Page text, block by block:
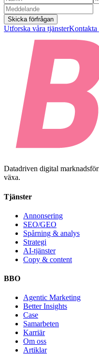
Skicka förfrågan
Utforska våra tjänsterKontakta
Datadriven digital
växa.
Tjänster
Annonsering
SEO/GEO
Spårning & analys
Strategi
AI-tjänster
Copy & content
BBO
Agentic Marketing
Better Insights
Case
Samarbeten
Karriär
Om oss
Artiklar